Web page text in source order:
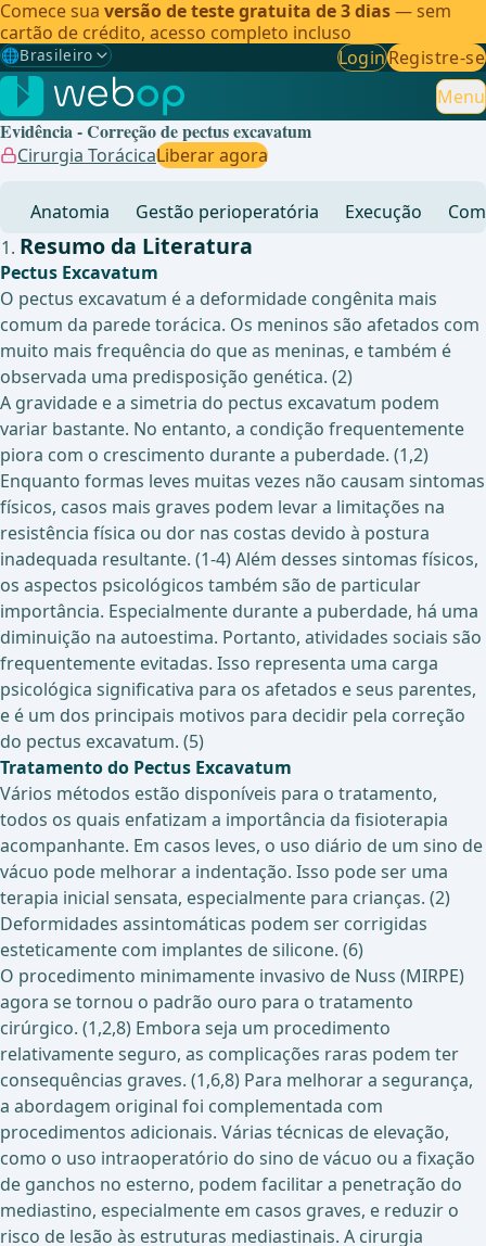
Comece sua versão de teste gratuita de 3 dias— sem
cartão de crédito, acesso completo incluso
🌐Brasileiro
Gewählte Sprache: Brasileiro
🇩🇪 Alemão
🇬🇧Inglês
🇧🇷
LoginRegistre-se
Menu
Evidência - Correção de pectus excavatum
Cirurgia TorácicaLiberar agora
Anatomia Gestão perioperatória Execução
Resumo da Literatura
Pectus Excavatum
O pectus excavatum é a deformidade congênita mais
comum da parede torácica. Os meninos são afetados com
muito mais frequência do que as meninas, e também é
observada uma predisposição genética. (2)
A gravidade e a simetria do pectus excavatum podem
variar bastante. No entanto, a condição frequentemente
piora com o crescimento durante a puberdade. (1,2)
Enquanto formas leves muitas vezes não causam sintomas
físicos, casos mais graves podem levar a limitações na
resistência física ou dor nas costas devido à postura
inadequada resultante. (1-4) Além desses sintomas físicos,
os aspectos psicológicos também são de particular
importância. Especialmente durante a puberdade, há uma
diminuição na autoestima. Portanto, atividades sociais são
frequentemente evitadas. Isso representa uma carga
psicológica significativa para os afetados e seus parentes,
e é um dos principais motivos para decidir pela correção
do pectus excavatum. (5)
Tratamento do Pectus Excavatum
Vários métodos estão disponíveis para o tratamento,
todos os quais enfatizam a importância da fisioterapia
acompanhante. Em casos leves, o uso diário de um sino de
vácuo pode melhorar a indentação. Isso pode ser uma
terapia inicial sensata, especialmente para crianças. (2)
Deformidades assintomáticas podem ser corrigidas
esteticamente com implantes de silicone. (6)
O procedimento minimamente invasivo de Nuss (MIRPE)
agora se tornou o padrão ouro para o tratamento
cirúrgico. (1,2,8) Embora seja um procedimento
relativamente seguro, as complicações raras podem ter
consequências graves. (1,6,8) Para melhorar a segurança,
a abordagem original foi complementada com
procedimentos adicionais. Várias técnicas de elevação,
como o uso intraoperatório do sino de vácuo ou a fixação
de ganchos no esterno, podem facilitar a penetração do
mediastino, especialmente em casos graves, e reduzir o
risco de lesão às estruturas mediastinais. A cirurgia